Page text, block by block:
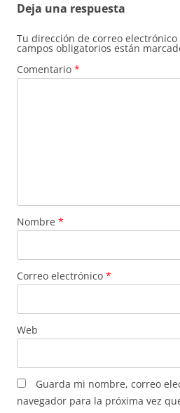
Deja una respuesta
Tu dirección de correo
campos obligatorios están
Comentario *
Nombre *
Correo electrónico *
Web
Guarda mi nombre, correo
navegador para la próxima vez